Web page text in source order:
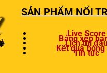
SẢN PHẨM NỔI
Live Score
Bảng xếp
Lịch thi
Kết quả bóng
Tin tức